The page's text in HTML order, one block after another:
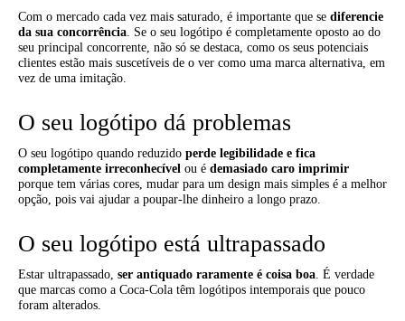
Com o mercado cada vez mais saturado, é importante que se diferencie
da sua concorrência . Se o seu logótipo é completamente oposto ao do
seu principal concorrente, não só se destaca, como os seus potenciais
clientes estão mais suscetíveis de o ver como uma marca alternativa, em
vez de uma imitação.
O seu logótipo dá problemas
O seu logótipo quando reduzido perde legibilidade e fica
completamente irreconhecível ou é demasiado caro imprimir
porque tem várias cores, mudar para um design mais simples é a melhor
opção, pois vai ajudar a poupar-lhe dinheiro a longo prazo.
O seu logótipo está ultrapassado
Estar ultrapassado, ser antiquado raramente é coisa boa . É verdade
que marcas como a Coca-Cola têm logótipos intemporais que pouco
foram alterados.